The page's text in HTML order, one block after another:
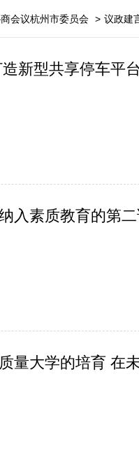
会议杭州市委员会 > 议政建
新型共享停车平
入素质教育的第
量大学的培育 在